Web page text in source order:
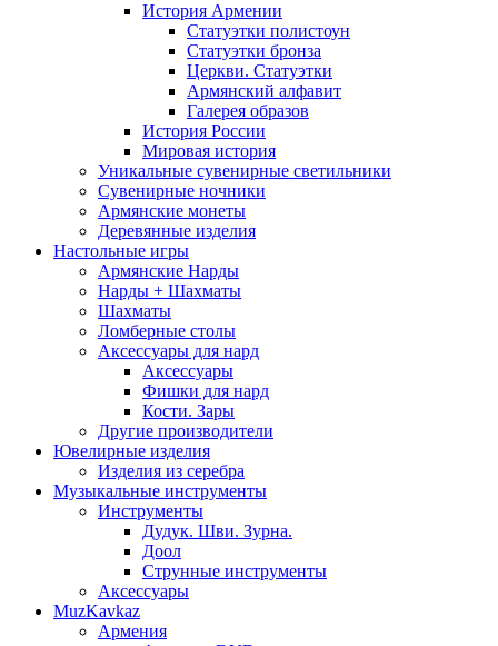
История Армении
Статуэтки полистоун
Статуэтки бронза
Церкви. Статуэтки
Армянский алфавит
Галерея образов
История России
Мировая история
Уникальные сувенирные светильники
Сувенирные ночники
Армянские монеты
Деревянные изделия
Настольные игры
Армянские Нарды
Нарды + Шахматы
Шахматы
Ломберные столы
Аксессуары для нард
Аксессуары
Фишки для нард
Кости. Зары
Другие производители
Ювелирные изделия
Изделия из серебра
Музыкальные инструменты
Инструменты
Дудук. Шви. Зурна.
Доол
Струнные инструменты
Аксессуары
MuzKavkaz
Армения